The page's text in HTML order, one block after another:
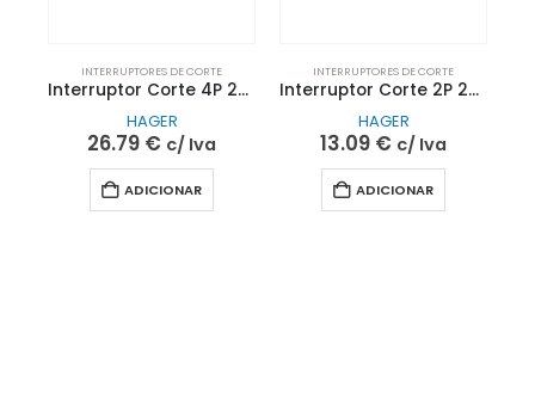
INTERRUPTORES DE CORTE
Interruptor Corte 4P 25A SBN425 | Hager
HAGER
26.79 € c/ Iva
ADICIONAR
INTERRUPTORES DE CORTE
Interruptor Corte 2P 25A SBN225 | Hager
HAGER
13.09 € c/ Iva
ADICIONAR